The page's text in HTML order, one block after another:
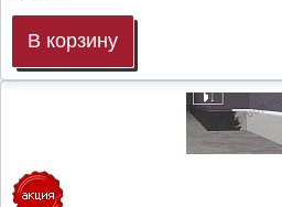
В корзину